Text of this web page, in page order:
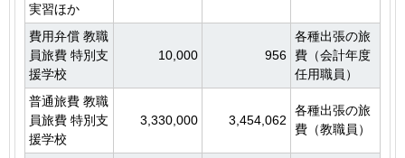
実習ほか
費用弁償 教職
員旅費 特別支
援学校
10,000 956
各種出張の旅
費（会計年度
任用職員）
普通旅費 教職
員旅費 特別支
援学校
3,330,000 3,454,062
各種出張の旅
費（教職員）